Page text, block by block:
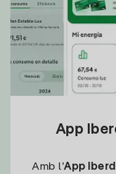
App
Amb l'App